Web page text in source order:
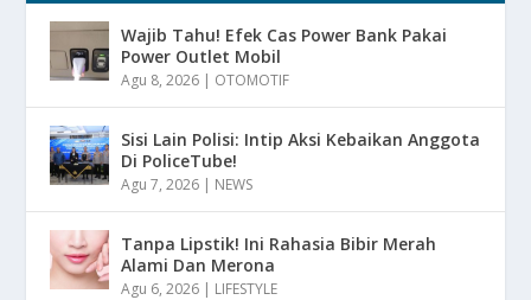
Wajib Tahu! Efek Cas Power Bank Pakai
Power Outlet Mobil
Agu 8, 2026 | OTOMOTIF
Sisi Lain Polisi: Intip Aksi Kebaikan Anggota
Di PoliceTube!
Agu 7, 2026 | NEWS
Tanpa Lipstik! Ini Rahasia Bibir Merah
Alami Dan Merona
Agu 6, 2026 | LIFESTYLE